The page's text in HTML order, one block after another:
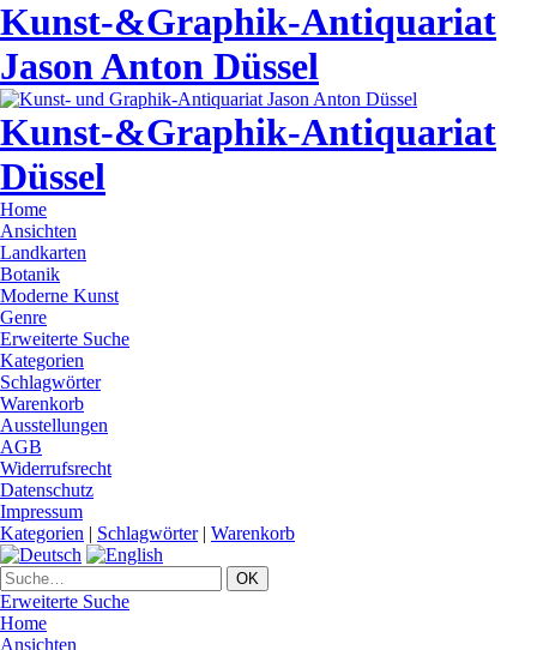
Kunst-&Graphik-Antiquariat
Jason Anton Düssel
Kunst-&Graphik-Antiquariat
Düssel
Home
Ansichten
Landkarten
Botanik
Moderne Kunst
Genre
Erweiterte Suche
Kategorien
Schlagwörter
Warenkorb
Ausstellungen
AGB
Widerrufsrecht
Datenschutz
Impressum
Kategorien | Schlagwörter| Warenkorb
Erweiterte Suche
Home
Ansichten